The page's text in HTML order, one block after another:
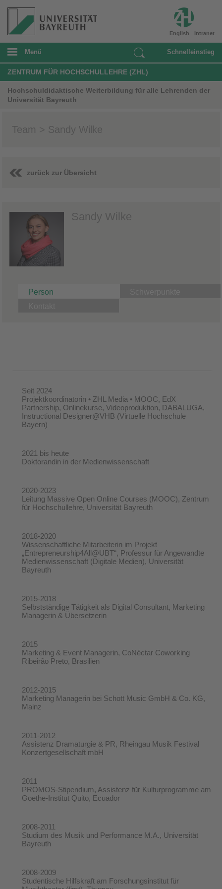
Intranet
English
Menü Schnelleinstieg
ZENTRUM FÜR HOCHSCHULLEHRE (ZHL)
Hochschuldidaktische Weiterbildung für alle Lehrenden der
Universität Bayreuth
Team > Sandy Wilke
zurück zur Übersicht
Sandy Wilke
Person
Seit 2024
Projektkoordinatorin • ZHL Media • MOOC, EdX
Partnership, Onlinekurse, Videoproduktion, DABALUGA,
Instructional Designer@VHB (Virtuelle Hochschule
Bayern)
2021 bis heute
Doktorandin in der Medienwissenschaft
2020-2023
Leitung Massive Open Online Courses (MOOC), Zentrum
für Hochschullehre, Universität Bayreuth
2018-2020
Wissenschaftliche Mitarbeiterin im Projekt
„Entrepreneurship4All@UBT“, Professur für Angewandte
Medienwissenschaft (Digitale Medien), Universität
Bayreuth
2015-2018
Selbstständige Tätigkeit als Digital Consultant, Marketing
Managerin & Übersetzerin
2015
Marketing & Event Managerin, CoNéctar Coworking
Ribeirão Preto, Brasilien
2012-2015
Marketing Managerin bei Schott Music GmbH & Co. KG,
Mainz
2011-2012
Assistenz Dramaturgie & PR, Rheingau Musik Festival
Konzertgesellschaft mbH
2011
PROMOS-Stipendium, Assistenz für Kulturprogramme am
Goethe-Institut Quito, Ecuador
2008-2011
Studium des Musik und Performance M.A., Universität
Bayreuth
2008-2009
Studentische Hilfskraft am Forschungsinstitut für